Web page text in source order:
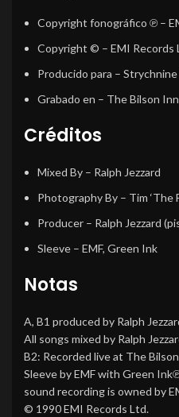
Copyright fonográfico ℗ –
Copyright © – EMI Records
Producido para –
Grabado en – The Bilson Inn
Créditos
Mixed By – Ralph Jezzard
Photography By – Tim ‘The
Producer – Ralph Jezzard
Sleeve – EMF, Green Ink
Notas
A, B1 produced by Ralph
All songs mixed by Ralph
B2: Recorded live at The
Sleeve by EMF with Green
sound recording is owned by
© 1990 EMI Records Ltd.